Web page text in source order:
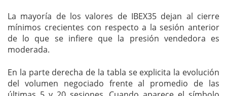
La mayoría de los valores de IBEX35 dejan al cierre
mínimos crecientes con respecto a la sesión anterior
de lo que se infiere que la presión vendedora es
moderada.
En la parte derecha de la tabla se explicita la evolución
del volumen negociado frente al promedio de las